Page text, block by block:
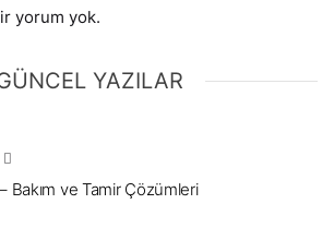
yorum yok.
YAZILAR
Bakım ve Tamir Çözümleri